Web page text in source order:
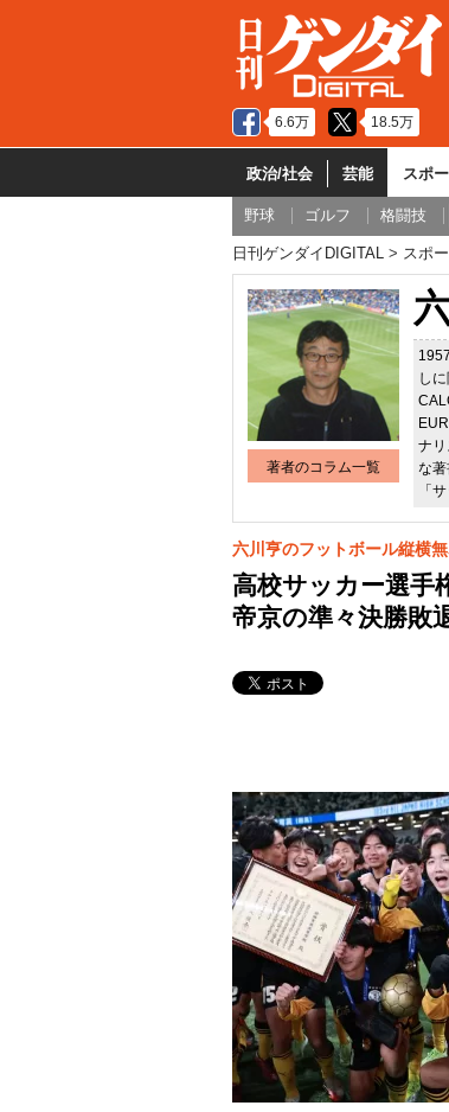
6.6万 18.5万
政治/社会 芸能 スポ
野球 ゴルフ 格闘技
日刊ゲンダイDIGITAL スポ
著者のコラム一覧
し
ナ
な
「
六川亨のフットボール縦横
高校サッカー選手
帝京の準々決勝敗